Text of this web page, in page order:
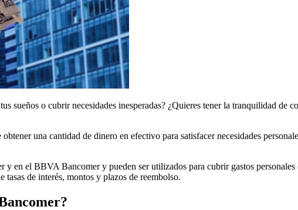
sueños o cubrir necesidades inesperadas? ¿Quieres tener la tranquilidad de
una cantidad de dinero en efectivo para satisfacer necesidades
y en el BBVA Bancomer y pueden ser utilizados para cubrir gastos
de interés, montos y plazos de reembolso.